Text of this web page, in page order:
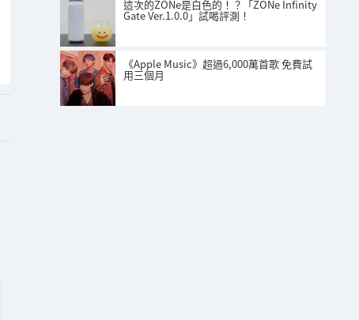
這次的ZONe是白色的！？「ZONe Infinity
Gate Ver.1.0.0」試喝評測！
《Apple Music》超過6,000萬首歌 免費試
用三個月